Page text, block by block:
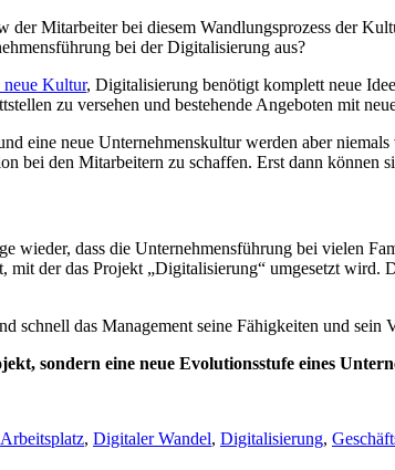
der Mitarbeiter bei diesem Wandlungsprozess der
bei der Digitalisierung aus?
Kultur, Digitalisierung benötigt komplett neue
zu versehen und bestehende Angeboten mit
eine neue Unternehmenskultur werden aber
bei den Mitarbeitern zu schaffen. Erst dann können
wieder, dass die Unternehmensführung bei vielen
mit der das Projekt „Digitalisierung“ umgesetzt
schnell das Management seine Fähigkeiten und
sondern eine neue Evolutionsstufe eines
Arbeitsplatz, Digitaler Wandel, Digitalisierung,